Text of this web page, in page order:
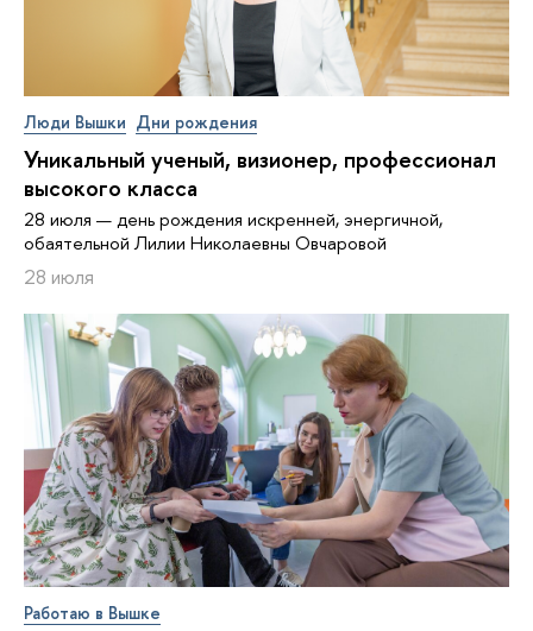
Люди Вышки Дни рождения
Уникальный ученый, визионер, про­фес­си­о­нал
высокого класса
28 июля — день рождения искренней, энергичной,
обаятельной Лилии Николаевны Овчаровой
28 июля
Работаю в Вышке